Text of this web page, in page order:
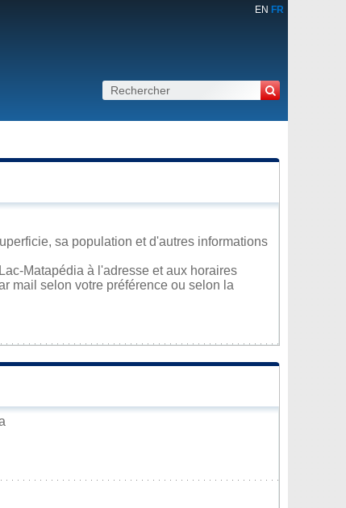
EN FR
sa population et d'autres informations
Matapédia à l'adresse et aux horaires
mail selon votre préférence ou selon la